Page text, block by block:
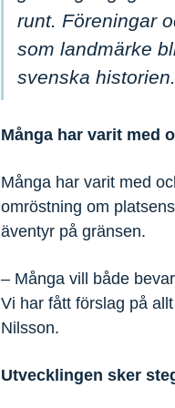
runt. Föreningar
som landmärke
svenska historien.
Många har varit med
Många har varit med
omröstning om
äventyr på gränsen.
– Många vill både
Vi har fått förslag på
Nilsson.
Utvecklingen sker